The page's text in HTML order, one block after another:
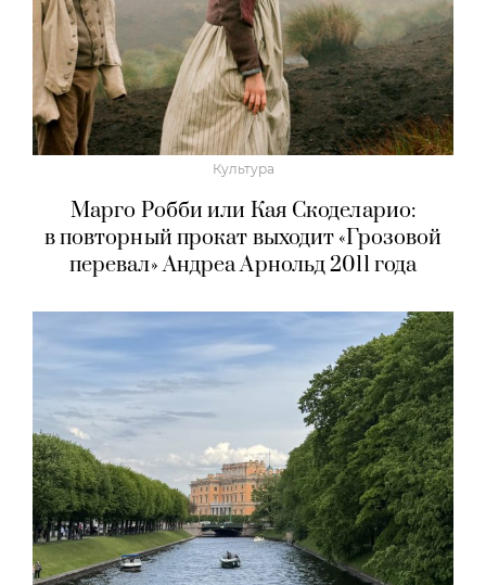
Культура
Марго Робби или Кая Скоделарио:
в повторный прокат выходит «Грозовой
перевал» Андреа Арнольд 2011 года